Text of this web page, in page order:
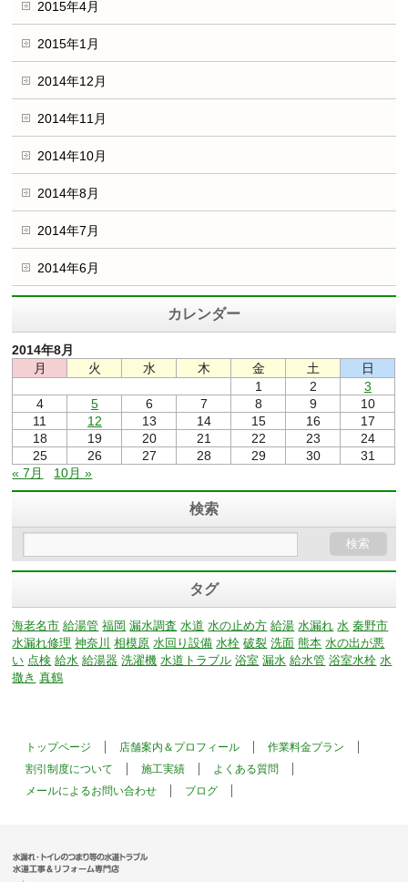
2015年4月
2015年1月
2014年12月
2014年11月
2014年10月
2014年8月
2014年7月
2014年6月
カレンダー
2014年8月
月
火 水 木 金 土
日
1
2
3
4
5 6 7 8 9
10
11
12 13 14 15 16
17
18
19 20 21 22 23
24
25
26 27 28 29 30
31
« 7月
10月 »
検索
タグ
海老名市 給湯管 福岡 漏水調査 水道 水の止め方 給湯 水漏れ 水 秦野市
水漏れ修理 神奈川 相模原 水回り設備 水栓 破裂 洗面 熊本 水の出が悪
い 点検 給水 給湯器 洗濯機 水道トラブル 浴室 漏水 給水管 浴室水栓 水
撒き 真鶴
トップページ 店舗案内＆プロフィール
作業料金プラン
割引制度について
施工実績
よくある質問
メールによるお問い合わせ
ブログ